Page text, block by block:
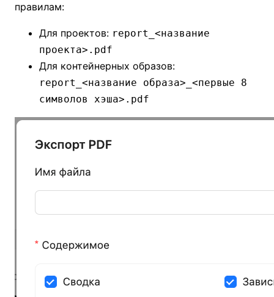
правилам:
Для проектов: report_<название
проекта>.pdf
Для контейнерных образов:
report_<название образа>_<первые 8
символов хэша>.pdf